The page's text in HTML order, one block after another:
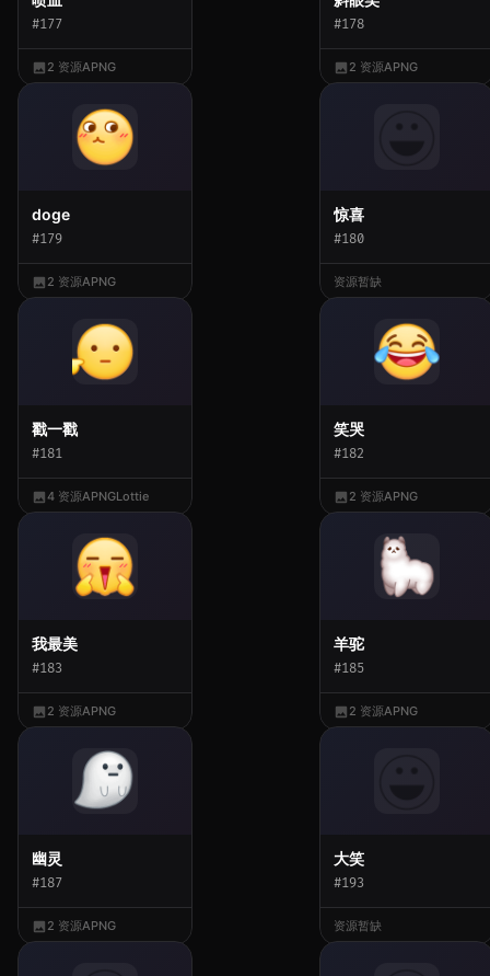
#177
2 资源APNG
#178
2 资源APNG
doge
#179
2 资源APNG
惊喜
#180
资源暂缺
戳一戳
#181
4 资源APNGLottie
笑哭
#182
2 资源APNG
我最美
#183
2 资源APNG
羊驼
#185
2 资源APNG
幽灵
#187
2 资源APNG
大笑
#193
资源暂缺